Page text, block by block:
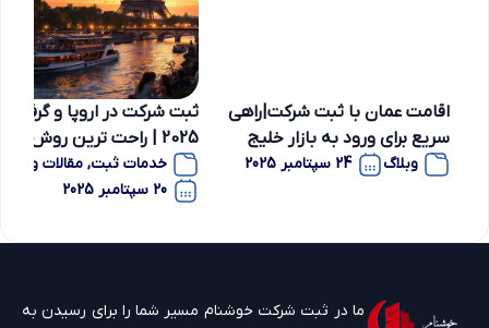
اقامت عمان با ثبت شرکت|راهی
سریع برای ورود به بازار خلیج
فارسوبلاگ 24 سپتامبر 2025
ثبت شرکت در اروپا و گرفتن
2025 | راحت ترین روش
قانونیخدمات ثبت, مقالات ویژه
20 سپتامبر 2025
ما در ثبت شرکت خوشنام مسیر شما را برای رسیدن به